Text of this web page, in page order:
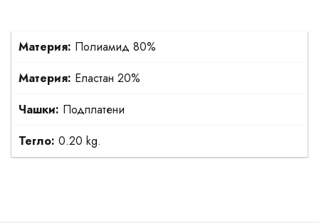
Материя: Полиамид 80%
Материя: Еластан 20%
Чашки: Подплатени
Тегло: 0.20 kg.